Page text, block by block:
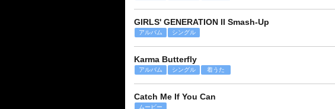
GIRLS' GENERATION II Smash-Up
アルバム シングル
Karma Butterfly
アルバム シングル 着うた
Catch Me If You Can
ムービー